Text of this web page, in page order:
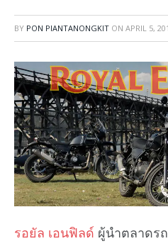
BY PON PIANTANONGKIT ON APRIL 5,
รอยัล เอนฟิลด์ ผู้นำตลาดร